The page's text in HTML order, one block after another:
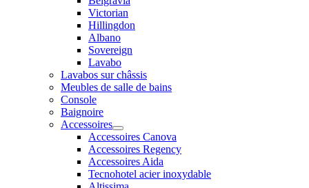
Victorian
Hillingdon
Albano
Sovereign
Lavabo
Lavabos sur châssis
Meubles de salle de bains
Console
Baignoire
Accessoires
Accessoires Canova
Accessoires Regency
Accessoires Aida
Tecnohotel acier inoxydable